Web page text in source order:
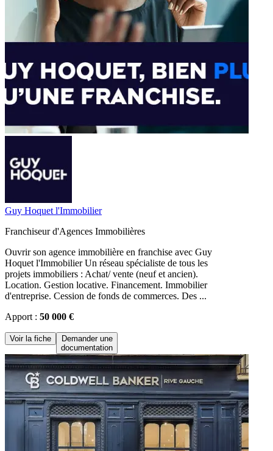
Guy Hoquet l'Immobilier
Franchiseur d'Agences Immobilières
Ouvrir son agence immobilière en franchise avec Guy
Hoquet l'Immobilier Un réseau spécialiste de tous les
projets immobiliers : Achat/ vente (neuf et ancien).
Location. Gestion locative. Financement. Immobilier
d'entreprise. Cession de fonds de commerces. Des ...
Apport : 50 000 €
Voir la fiche
Demander une
documentation